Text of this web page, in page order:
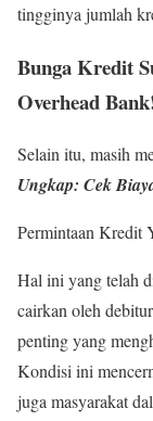
tingginya jumlah
Bunga Kredit
Overhead
Selain itu, masih
Ungkap: Cek
Permintaan Kredit
Hal ini yang telah
cairkan oleh
penting yang
Kondisi ini
juga masyarakat